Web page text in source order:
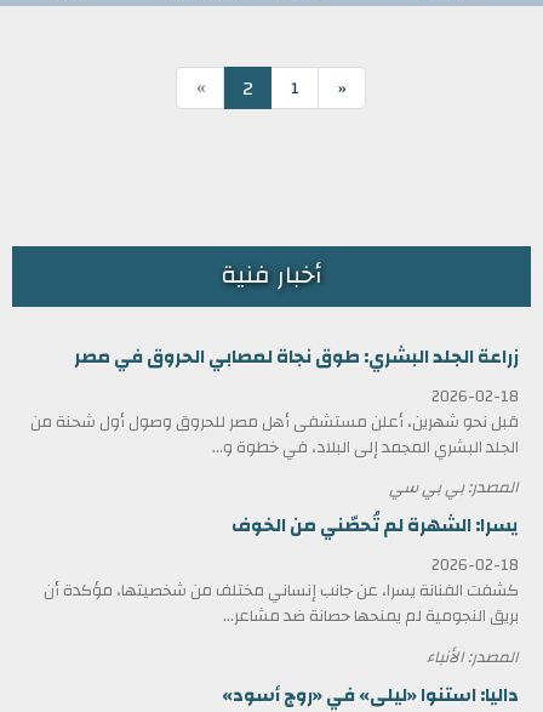
«
1
2
»
أخبار فنية
زراعة الجلد البشري: طوق نجاة لمصابي الحروق في مصر
2026-02-18
قبل نحو شهرين، أعلن مستشفى أهل مصر للحروق وصول أول شحنة من
الجلد البشري المجمد إلى البلاد، في خطوة و...
المصدر: بي بي سي
يسرا: الشهرة لم تُحصّني من الخوف
2026-02-18
كشفت الفنانة يسرا، عن جانب إنساني مختلف من شخصيتها، مؤكدة أن
بريق النجومية لم يمنحها حصانة ضد مشاعر...
المصدر: الأنباء
داليا: استنوا «ليلى» في «روج أسود»